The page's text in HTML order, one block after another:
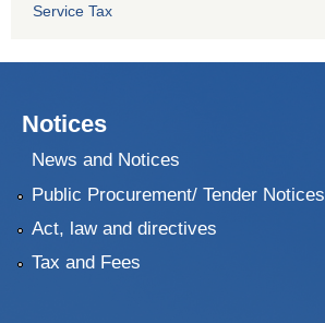
Service Tax
Notices
News and Notices
Public Procurement/ Tender Notices
Act, law and directives
Tax and Fees